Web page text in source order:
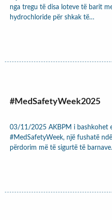
nga tregu të disa loteve të barit
hydrochloride për shkak të…
#MedSafetyWeek2025
03/11/2025 AKBPM i bashkohet
#MedSafetyWeek, një fushatë
përdorim më të sigurtë të